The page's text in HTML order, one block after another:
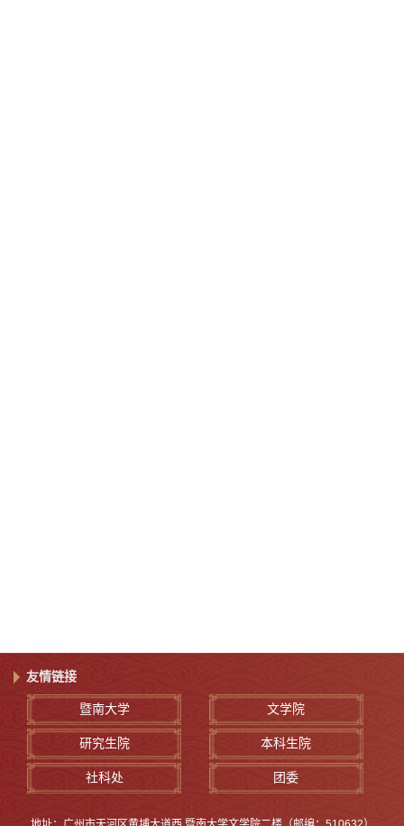
友情链接
暨南大学 文学院
研究生院 本科生院
社科处 团委